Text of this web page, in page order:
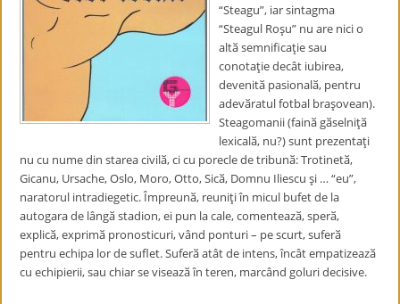
“Steagu”, iar sintagma
“Steagul Roşu” nu are nici o
altӑ semnificaţie sau
conotaţie decât iubirea,
devenitӑ pasionalӑ, pentru
adevӑratul fotbal braşovean).
Steagomanii (fainӑ gӑselniţӑ
lexicalӑ, nu?) sunt prezentaţi
nu cu nume din starea civilӑ, ci cu porecle de tribunӑ: Trotinetӑ,
Gicanu, Ursache, Oslo, Moro, Otto, Sicӑ, Domnu Iliescu şi … “eu”,
naratorul intradiegetic. Împreunӑ, reuniţi în micul bufet de la
autogara de lângӑ stadion, ei pun la cale, comenteazӑ, sperӑ,
explicӑ, exprimӑ pronosticuri, vând ponturi – pe scurt, suferӑ
pentru echipa lor de suflet. Suferӑ atât de intens, încât empatizeazӑ
cu echipierii, sau chiar se viseazӑ în teren, marcând goluri decisive.